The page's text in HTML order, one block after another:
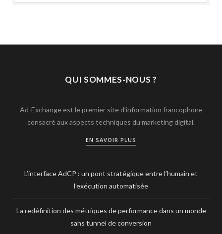
QUI SOMMES-NOUS ?
Ad-Exchange est le premier site d’information francophone
consacré aux aspects techniques du marketing digital.
EN SAVOIR PLUS
L’interface AdCP : un pont stratégique entre l’humain et
l’exécution automatisée
La redéfinition des métriques de performance dans un monde
sans tunnel de conversion